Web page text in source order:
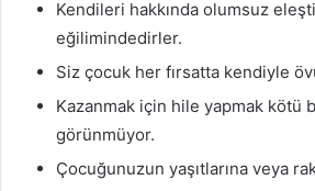
Kendileri hakkında olumsuz
eğilimindedirler.
Siz çocuk her fırsatta kendiyle
Kazanmak için hile yapmak kötü
görünmüyor.
Çocuğunuzun yaşıtlarına veya